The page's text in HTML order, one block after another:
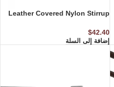
Leather Covered Nylon Stirrup
$42.40
إضافة إلى السلة